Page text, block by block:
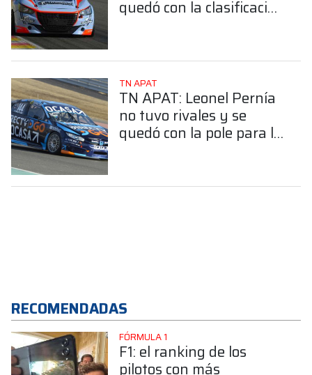
quedó con la clasificación
TN APAT
TN APAT: Leonel Pernía
no tuvo rivales y se
quedó con la pole para la
RECOMENDADAS
FÓRMULA 1
F1: el ranking de los
pilotos con más